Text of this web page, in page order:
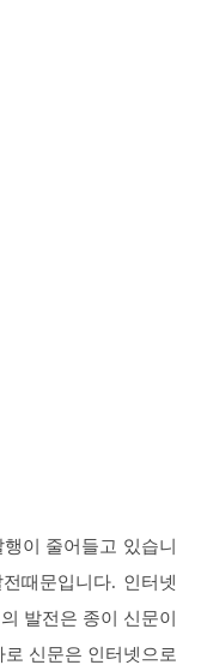
이 줄어들고 있습니
때문입니다. 인터넷
발전은 종이 신문이
신문은 인터넷으로